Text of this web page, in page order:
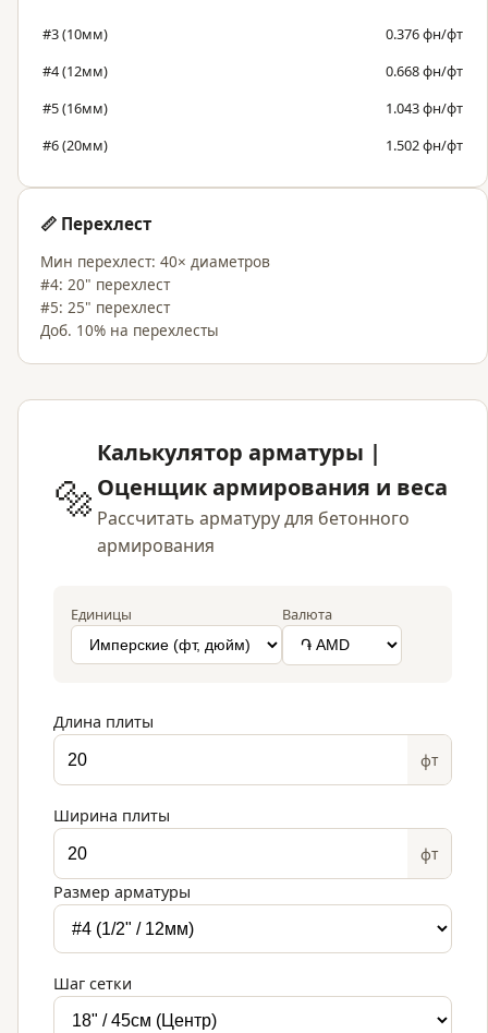
🔩
Калькулятор арматуры |
Оценщик армирования и веса
Рассчитать арматуру для бетонного
армирования
Единицы Валюта
Длина плиты
фт
Ширина плиты
фт
Размер арматуры
Шаг сетки
#3 (10мм)
0.376 фн/фт
#4 (12мм)
0.668 фн/фт
#5 (16мм)
1.043 фн/фт
#6 (20мм)
1.502 фн/фт
📏 Перехлест
Мин перехлест: 40× диаметров
#4: 20" перехлест
#5: 25" перехлест
Доб. 10% на перехлесты